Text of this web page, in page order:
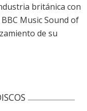
británica con
Music Sound of
de su